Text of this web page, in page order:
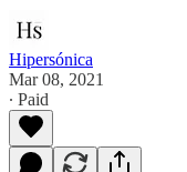
Hipersónica
Mar 08, 2021
∙ Paid